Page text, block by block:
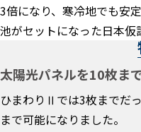
3倍になり、寒冷地でも安
池がセットになった日本仮
太陽光パネルを10枚ま
ひまわりⅡでは3枚までだ
まで可能になりました。